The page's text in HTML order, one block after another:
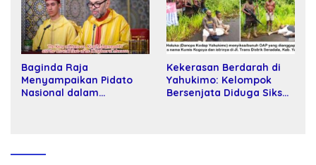
Baginda Raja
Menyampaikan Pidato
Nasional dalam
Kekerasan Berdarah di
Yahukimo: Kelompok
Bersenjata Diduga Siksa